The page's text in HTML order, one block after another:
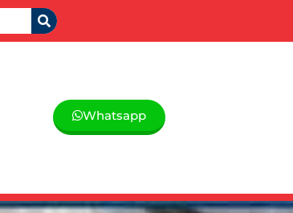
Whatsapp